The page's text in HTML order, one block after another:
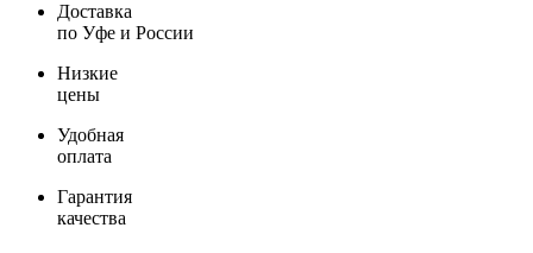
Доставка
по Уфе и России
Низкие
цены
Удобная
оплата
Гарантия
качества